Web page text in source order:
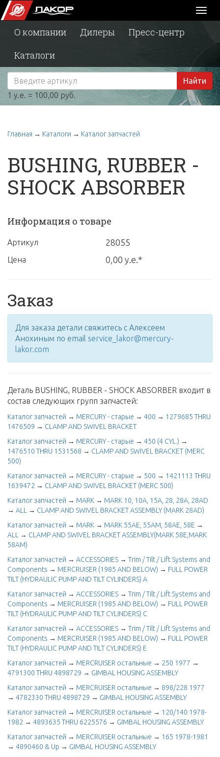
О компании Дилеры
Пресс-центр
Каталоги
Найти
1 у.е. = 100,00 руб.
Главная → Каталоги → Каталог запчастей
BUSHING, RUBBER -
SHOCK ABSORBER
Информация о товаре
Артикул 28055
Цена 0,00 у.е.*
Заказ
Для заказа детали свяжитесь с Алексеем
Анохиным по email service_lakor@mercury-
lakor.com
Деталь BUSHING, RUBBER - SHOCK ABSORBER входит в
состав следующих групп запчастей:
Каталог запчастей → MERCURY - старые → 400 → 1279685 THRU
1476509 → CLAMP AND SWIVEL BRACKET
Каталог запчастей → MERCURY - старые → 450 (4 CYL.) →
1476510 THRU 1531568 → CLAMP AND SWIVEL BRACKET (MERC
500)
Каталог запчастей → MERCURY - старые → 500 → 1421113 THRU
1639472 → CLAMP AND SWIVEL BRACKET (MERC 500)
Каталог запчастей → MARK → MARK 10, 10A, 15A, 28, 28A, 28AD
→ ALL → CLAMP AND SWIVEL BRACKET ASSEMBLY (MARK 28AD)
Каталог запчастей → MARK → MARK 55AE, 55AM, 58AE, 58E →
ALL
→ CLAMP AND SWIVEL BRACKET ASSEMBLY(MARK 58E,MARK
58AM)
Каталог запчастей → ACCESSORIES → Trim / Tilt / Lift Systems and
Components → MERCRUISER (1985 AND BELOW) → FULL POWER
TILT (HYDRAULIC PUMP AND TILT CYLINDERS) A
Каталог запчастей → ACCESSORIES → Trim / Tilt / Lift Systems and
Components → MERCRUISER (1985 AND BELOW) → FULL POWER
TILT (HYDRAULIC PUMP AND TILT CYLINDERS) C
Каталог запчастей → ACCESSORIES → Trim / Tilt / Lift Systems and
Components → MERCRUISER (1985 AND BELOW) → FULL POWER
TILT (HYDRAULIC PUMP AND TILT CYLINDERS) E
Каталог запчастей → MERCRUISER остальные → 250 1977 →
4791300 THRU 4898729 → GIMBAL HOUSING ASSEMBLY
Каталог запчастей → MERCRUISER остальные → 898/228 1977
→ 4782330 THRU 4898729 → GIMBAL HOUSING ASSEMBLY
Каталог запчастей → MERCRUISER остальные → 120/140 1978-
1982 → 4893635 THRU 6225576 → GIMBAL HOUSING ASSEMBLY
Каталог запчастей → MERCRUISER остальные → 165 1978-1981
→ 4890460 & Up → GIMBAL HOUSING ASSEMBLY